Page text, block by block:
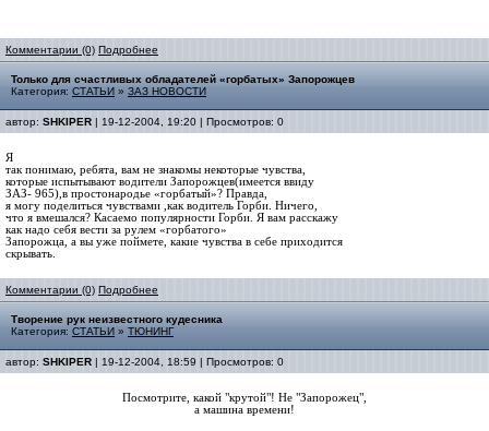
Комментарии (0) Подробнее
Только для счастливых обладателей «горбатых» Запорожцев
Категория: СТАТЬИ » ЗАЗ НОВОСТИ
автор: SHKIPER | 19-12-2004, 19:20 | Просмотров: 0
Я
так понимаю, ребята, вам не знакомы некоторые чувства,
которые испытывают водители Запорожцев(имеется ввиду
ЗАЗ- 965),в простонародье «горбатый»? Правда,
я могу поделиться чувствами ,как водитель Горби. Ничего,
что я вмешался? Касаемо популярности Горби. Я вам расскажу
как надо себя вести за рулем «горбатого»
Запорожца, а вы уже поймете, какие чувства в себе приходится
скрывать.
Комментарии (0) Подробнее
Творение рук неизвестного кудесника
Категория: СТАТЬИ » ТЮНИНГ
автор: SHKIPER | 19-12-2004, 18:59 | Просмотров: 0
Посмотрите, какой "крутой"! Не "Запорожец",
а машина времени!